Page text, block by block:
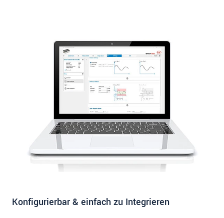
Konfigurierbar & einfach zu Integrieren